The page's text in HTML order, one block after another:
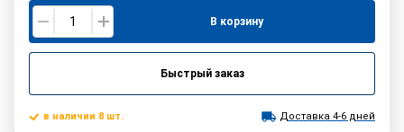
В корзину
Быстрый заказ
в наличии 8 шт. Доставка 4-6 дней